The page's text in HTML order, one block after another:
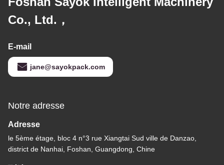
Co., Ltd.，
E-mail
jane@sayokpack.com
Notre adresse
Adresse
le 5ème étage, bloc 4 n°3 rue Xiangtai Sud ville de Danzao,
district de Nanhai, Foshan, Guangdong, Chine